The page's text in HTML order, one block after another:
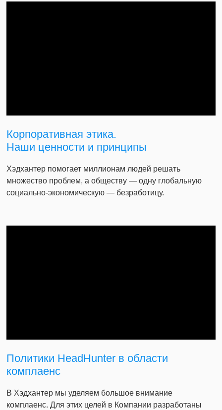
Корпоративная этика.
Наши ценности и принципы
Хэдхантер помогает миллионам людей решать
множество проблем, а обществу — одну глобальную
социально-экономическую — безработицу.
Политики HeadHunter в области
комплаенс
В Хэдхантер мы уделяем большое внимание
комплаенс. Для этих целей в Компании разработаны